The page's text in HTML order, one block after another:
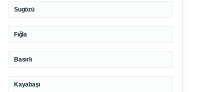
Sugözü
Fığla
Basırlı
Kayabaşı